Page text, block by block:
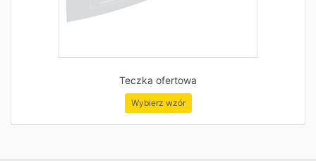
Teczka ofertowa
Wybierz wzór